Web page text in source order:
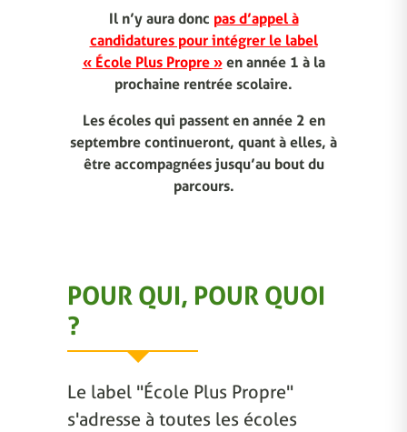
Il n’y aura donc pas d’appel à
candidatures pour intégrer le label
« École Plus Propre »en année 1 à la
prochaine rentrée scolaire.
Les écoles qui passent en année 2 en
septembre continueront, quant à elles, à
être accompagnées jusqu’au bout du
parcours.
POUR QUI, POUR QUOI
?
Le label "École Plus Propre"
s'adresse à toutes les écoles